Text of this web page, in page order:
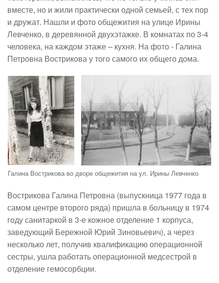
вместе, но и жили практически одной семьей, с тех пор
и дружат. Нашли и фото общежития на улице Ирины
Левченко, в деревянной двухэтажке. В комнатах по 3-4
человека, на каждом этаже – кухня. На фото - Галина
Петровна Вострикова у того самого их общего дома.
Галина Вострикова во дворе общежития на ул. Ирины Левченко
Вострикова Галина Петровна (выпускница 1977 года в
самом центре второго ряда) пришла в больницу в 1974
году санитаркой в 3-е кожное отделение 1 корпуса,
заведующий Бережной Юрий Зиновьевич), а через
несколько лет, получив квалификацию операционной
сестры, ушла работать операционной медсестрой в
отделение гемосорбции.